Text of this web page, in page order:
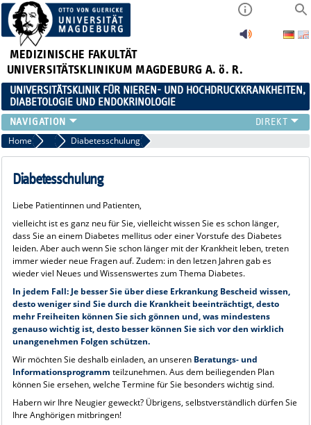
MEDIZINISCHE FAKULTÄT
UNIVERSITÄTSKLINIKUM MAGDEBURG A. ö. R.
UNIVERSITÄTSKLINIK FÜR NIEREN- UND HOCHDRUCKKRANKHEITEN,
DIABETOLOGIE UND ENDOKRINOLOGIE
KLINIK
FORSCHUNG
LEHRE
KARRIERE
LINKS
KONTAKT
AKTUELLES
Home Klinik Diabetesschulung
Diabetesschulung
Liebe Patientinnen und Patienten,
vielleicht ist es ganz neu für Sie, vielleicht wissen Sie es schon länger,
dass Sie an einem Diabetes mellitus oder einer Vorstufe des Diabetes
leiden. Aber auch wenn Sie schon länger mit der Krankheit leben, treten
immer wieder neue Fragen auf. Zudem: in den letzen Jahren gab es
wieder viel Neues und Wissenswertes zum Thema Diabetes.
In jedem Fall: Je besser Sie über diese Erkrankung Bescheid wissen,
desto weniger sind Sie durch die Krankheit beeinträchtigt, desto
mehr Freiheiten können Sie sich gönnen und, was mindestens
genauso wichtig ist, desto besser können Sie sich vor den wirklich
unangenehmen Folgen schützen.
Wir möchten Sie deshalb einladen, an unseren Beratungs- und
Informationsprogramm teilzunehmen. Aus dem beiliegenden Plan
können Sie ersehen, welche Termine für Sie besonders wichtig sind.
Habern wir Ihre Neugier geweckt? Übrigens, selbstverständlich dürfen Sie
Ihre Anghörigen mitbringen!